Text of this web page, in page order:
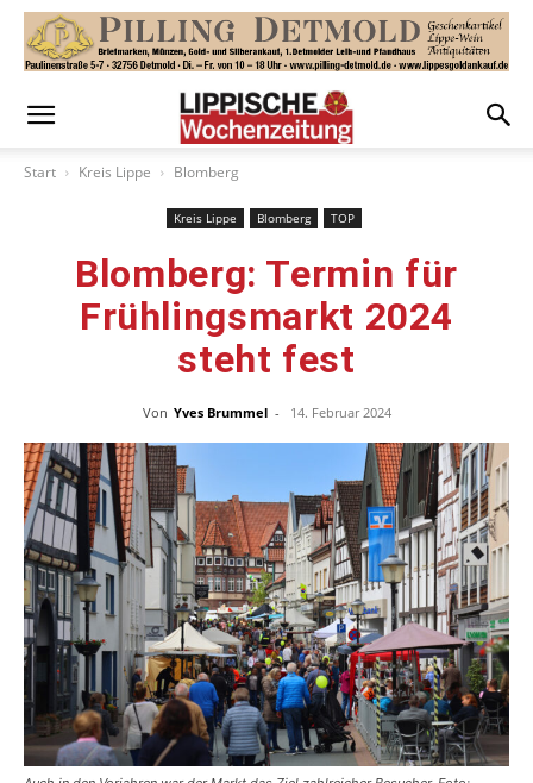
Start Kreis Lippe Blomberg
Kreis Lippe Blomberg TOP
Blomberg: Termin für
Frühlingsmarkt 2024
steht fest
Von Yves Brummel - 14. Februar 2024